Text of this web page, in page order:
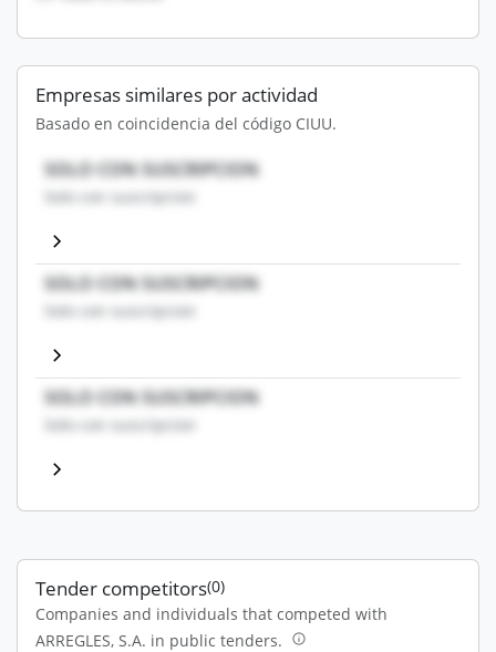
Empresas similares por actividad
Basado en coincidencia del código CIUU.
SOLO CON SUSCRIPCION
Solo con suscripcion
SOLO CON SUSCRIPCION
Solo con suscripcion
SOLO CON SUSCRIPCION
Solo con suscripcion
Tender competitors(0)
Companies and individuals that competed with
ARREGLES, S.A. in public tenders.